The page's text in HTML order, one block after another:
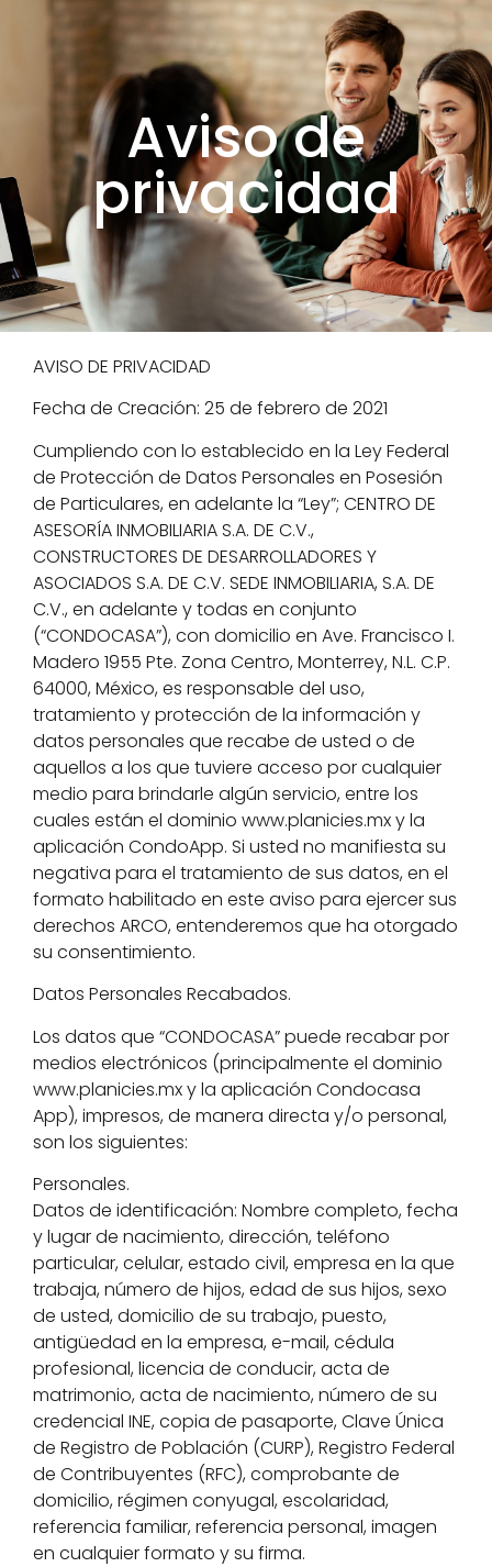
Aviso de
privacidad
AVISO DE PRIVACIDAD
Fecha de Creación: 25 de febrero de 2021
Cumpliendo con lo establecido en la Ley Federal
de Protección de Datos Personales en Posesión
de Particulares, en adelante la “Ley”; CENTRO DE
ASESORÍA INMOBILIARIA S.A. DE C.V.,
CONSTRUCTORES DE DESARROLLADORES Y
ASOCIADOS S.A. DE C.V. SEDE INMOBILIARIA, S.A. DE
C.V., en adelante y todas en conjunto
(“CONDOCASA”), con domicilio en Ave. Francisco I.
Madero 1955 Pte. Zona Centro, Monterrey, N.L. C.P.
64000, México, es responsable del uso,
tratamiento y protección de la información y
datos personales que recabe de usted o de
aquellos a los que tuviere acceso por cualquier
medio para brindarle algún servicio, entre los
cuales están el dominio www.planicies.mx y la
aplicación CondoApp. Si usted no manifiesta su
negativa para el tratamiento de sus datos, en el
formato habilitado en este aviso para ejercer sus
derechos ARCO, entenderemos que ha otorgado
su consentimiento.
Datos Personales Recabados.
Los datos que “CONDOCASA” puede recabar por
medios electrónicos (principalmente el dominio
www.planicies.mx y la aplicación Condocasa
App), impresos, de manera directa y/o personal,
son los siguientes:
Personales.
Datos de identificación: Nombre completo, fecha
y lugar de nacimiento, dirección, teléfono
particular, celular, estado civil, empresa en la que
trabaja, número de hijos, edad de sus hijos, sexo
de usted, domicilio de su trabajo, puesto,
antigüedad en la empresa, e-mail, cédula
profesional, licencia de conducir, acta de
matrimonio, acta de nacimiento, número de su
credencial INE, copia de pasaporte, Clave Única
de Registro de Población (CURP), Registro Federal
de Contribuyentes (RFC), comprobante de
domicilio, régimen conyugal, escolaridad,
referencia familiar, referencia personal, imagen
en cualquier formato y su firma.